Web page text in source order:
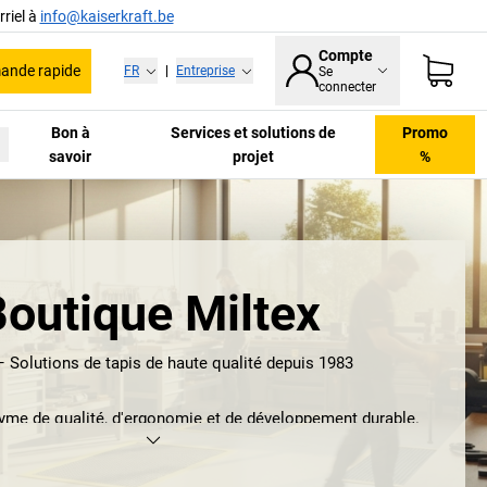
à info@kaiserkraft.be
rapide FR Entreprise
Compte
Se
connecter
Bon à
savoir
Services et solutions de
projet
Promo
%
Miltex
Solutions de tapis de haute qualité depuis 1983
de qualité, d'ergonomie et de développement durable.
des tapis de travail antidérapants pour postes de